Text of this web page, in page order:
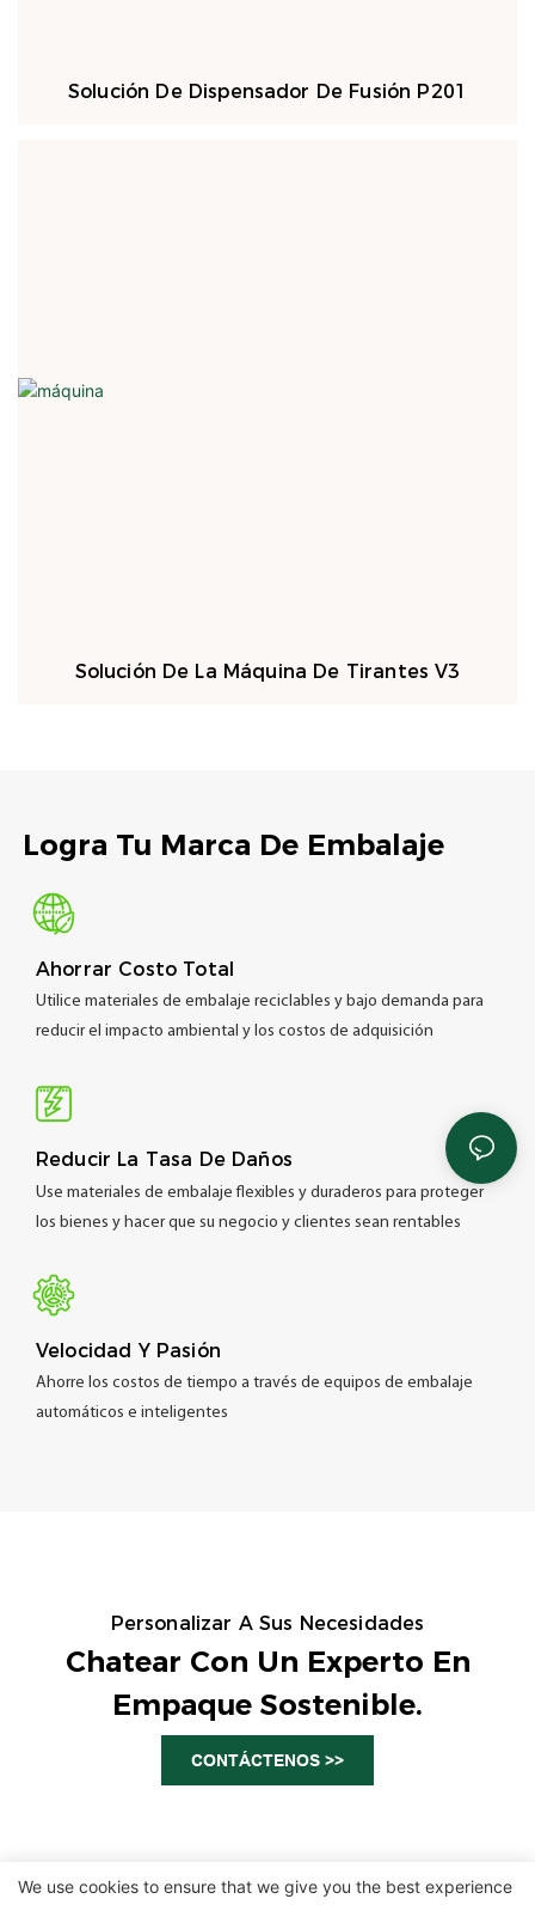
Solución De Dispensador De Fusión P201
Solución De La Máquina De Tirantes V3
Logra Tu Marca De Embalaje
Ahorrar Costo Total
Utilice materiales de embalaje reciclables y bajo demanda para
reducir el impacto ambiental y los costos de adquisición
Reducir La Tasa De Daños
Use materiales de embalaje flexibles y duraderos para proteger
los bienes y hacer que su negocio y clientes sean rentables
Velocidad Y Pasión
Ahorre los costos de tiempo a través de equipos de embalaje
automáticos e inteligentes
Personalizar A Sus Necesidades
Chatear Con Un Experto En
Empaque Sostenible.
CONTÁCTENOS >>
We use cookies to ensure that we give you the best experience